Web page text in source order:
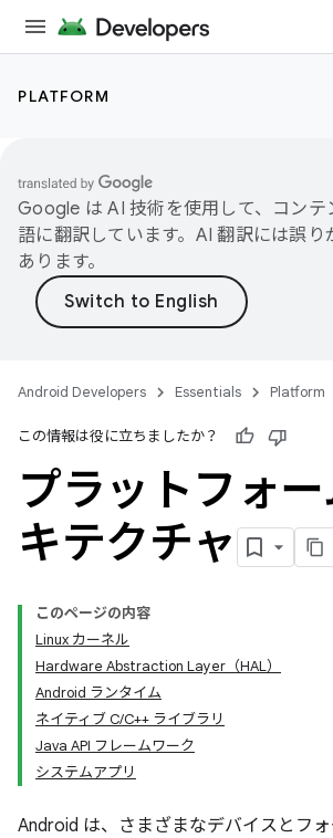
PLATFORM
Google は AI 技術を使用して、コンテ
語に翻訳しています。AI 翻訳には誤り
あります。
Android Developers Essentials Platform
この情報は役に立ちましたか？
プラットフォー
キテクチャ
このページの内容
Linux カーネル
Hardware Abstraction Layer（HAL）
Android ランタイム
ネイティブ C/C++ ライブラリ
Java API フレームワーク
システムアプリ
Android は、さまざまなデバイスとフ